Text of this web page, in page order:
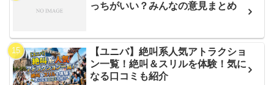
っちがいい？みんなの意見まとめ
【ユニバ】絶叫系人気アトラクショ
ン一覧！絶叫＆スリルを体験！気に
なる口コミも紹介